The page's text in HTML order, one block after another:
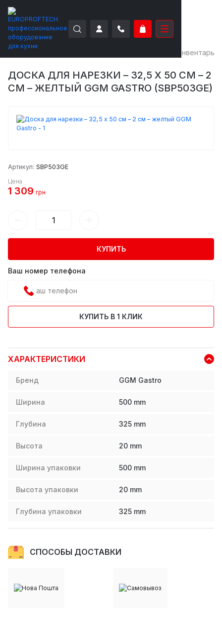
EUROPROFTECH Посуда и инвентарь
ДОСКА ДЛЯ НАРЕЗКИ – 32,5 X 50 СМ – 2
СМ – ЖЕЛТЫЙ GGM GASTRO (SBP503GE)
Артикул: SBP503GE
Цена
1 309 грн
КУПИТЬ
Ваш номер телефона
КУПИТЬ В 1 КЛИК
ХАРАКТЕРИСТИКИ
Бренд GGM Gastro
Ширина 500 mm
Глубина 325 mm
Высота 20 mm
Ширина упаковки 500 mm
Высота упаковки 20 mm
Глубина упаковки 325 mm
СПОСОБЫ ДОСТАВКИ